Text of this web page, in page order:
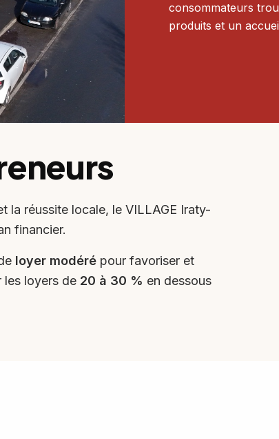
consommateurs
produits et un
la réussite locale, le VILLAGE Iraty-
financier.
loyer modéré pour favoriser et
les loyers de 20 à 30 % en dessous